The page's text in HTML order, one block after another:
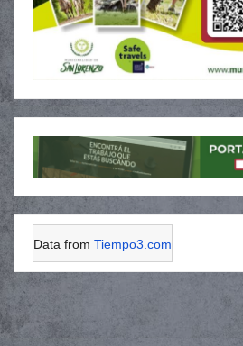
Data from Tiempo3.com